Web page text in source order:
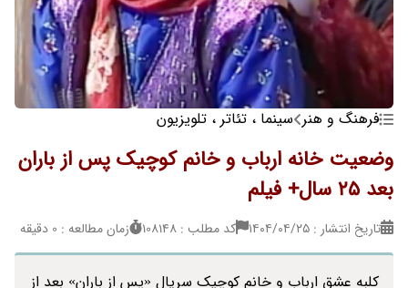
فرهنگ و هنر سینما ، تئاتر ، تلویزیون
وضعیت خانه ارباب و خانم کوچیک پس از باران
بعد 25 سال+ فیلم
تاریخ انتشار : ۱۴۰۴/۰۴/۲۵ کد مطلب : 108148 زمان مطالعه : 0 دقیقه
کلبه عشق ارباب و خانم کوچیک سریال «پس از باران» بعد از